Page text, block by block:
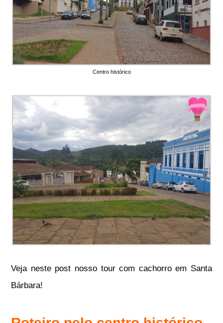
Centro histórico
Veja neste post nosso tour com cachorro em Santa
Bárbara!